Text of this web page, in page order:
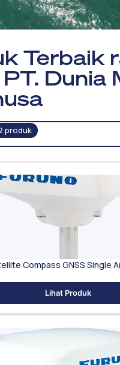
Terbaik
Dunia
produk
Compass GNSS Single
Lihat Produk